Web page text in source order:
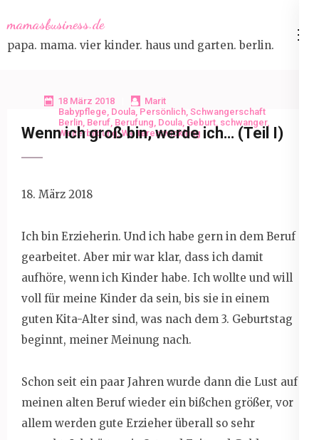
to
content
mamasbusiness.de
papa. mama. vier kinder. haus und garten. berlin.
18 März 2018
Marit
Babypflege, Doula, Persönlich, Schwangerschaft
Berlin, Beruf, Berufung, Doula, Geburt, schwanger,
Weiterbildung,Weiterentwicklung
Wenn ich groß bin, werde ich… (Teil I)
18. März 2018
Ich bin Erzieherin. Und ich habe gern in dem Beruf
gearbeitet. Aber mir war klar, dass ich damit
aufhöre, wenn ich Kinder habe. Ich wollte und will
voll für meine Kinder da sein, bis sie in einem
guten Kita-Alter sind, was nach dem 3. Geburtstag
beginnt, meiner Meinung nach.
Schon seit ein paar Jahren wurde dann die Lust auf
meinen alten Beruf wieder ein bißchen größer, vor
allem werden gute Erzieher überall so sehr